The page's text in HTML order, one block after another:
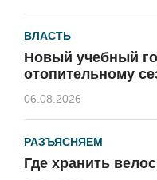
ВЛАСТЬ
Новый учебный
отопительному
06.08.2026
РАЗЪЯСНЯЕМ
Где хранить